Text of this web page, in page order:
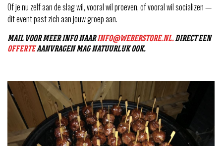
Of je nu zelf aan de slag wil, vooral wil proeven, of vooral wil socializen —
dit event past zich aan jouw groep aan.
MAIL VOOR MEER INFO NAARINFO@WEBERSTORE.NL.DIRECT EEN
OFFERTEAANVRAGEN MAG NATUURLIJK OOK.